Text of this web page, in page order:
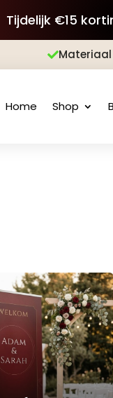
Tijdelijk €15

Home Shop